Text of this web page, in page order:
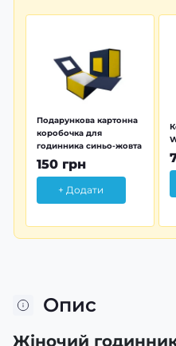
Подарункова картонна
коробочка для
годинника синьо-жовта
150 грн
+ Додати
Опис
Жіночий